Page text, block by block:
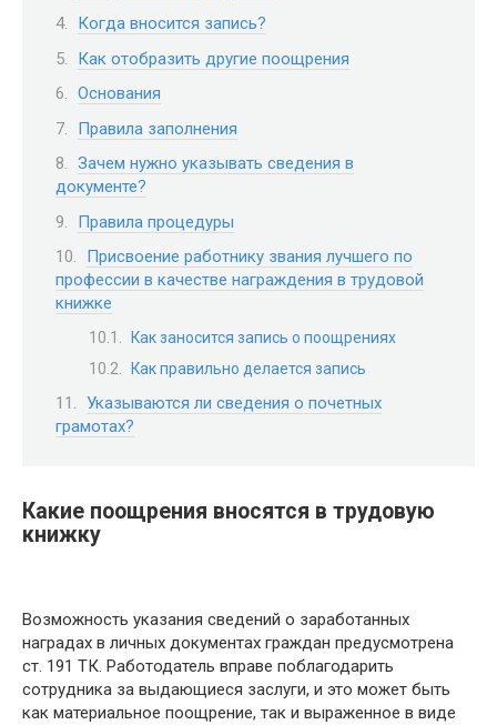
Когда вносится запись?
Как отобразить другие поощрения
Основания
Правила заполнения
Зачем нужно указывать сведения в
документе?
Правила процедуры
Присвоение работнику звания лучшего по
профессии в качестве награждения в трудовой
книжке
Как заносится запись о поощрениях
Как правильно делается запись
Указываются ли сведения о почетных
грамотах?
Какие поощрения вносятся в трудовую
книжку
Возможность указания сведений о заработанных
наградах в личных документах граждан предусмотрена
ст. 191 ТК. Работодатель вправе поблагодарить
сотрудника за выдающиеся заслуги, и это может быть
как материальное поощрение, так и выраженное в виде